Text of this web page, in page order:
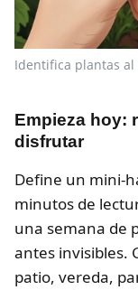
Identifica plantas
Empieza hoy:
disfrutar
Define un mini-
minutos de
una semana de
antes invisibles.
patio, vereda,